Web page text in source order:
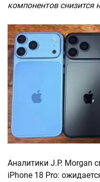
компонентов снизится
Аналитики J.P. Morgan
iPhone 18 Pro: